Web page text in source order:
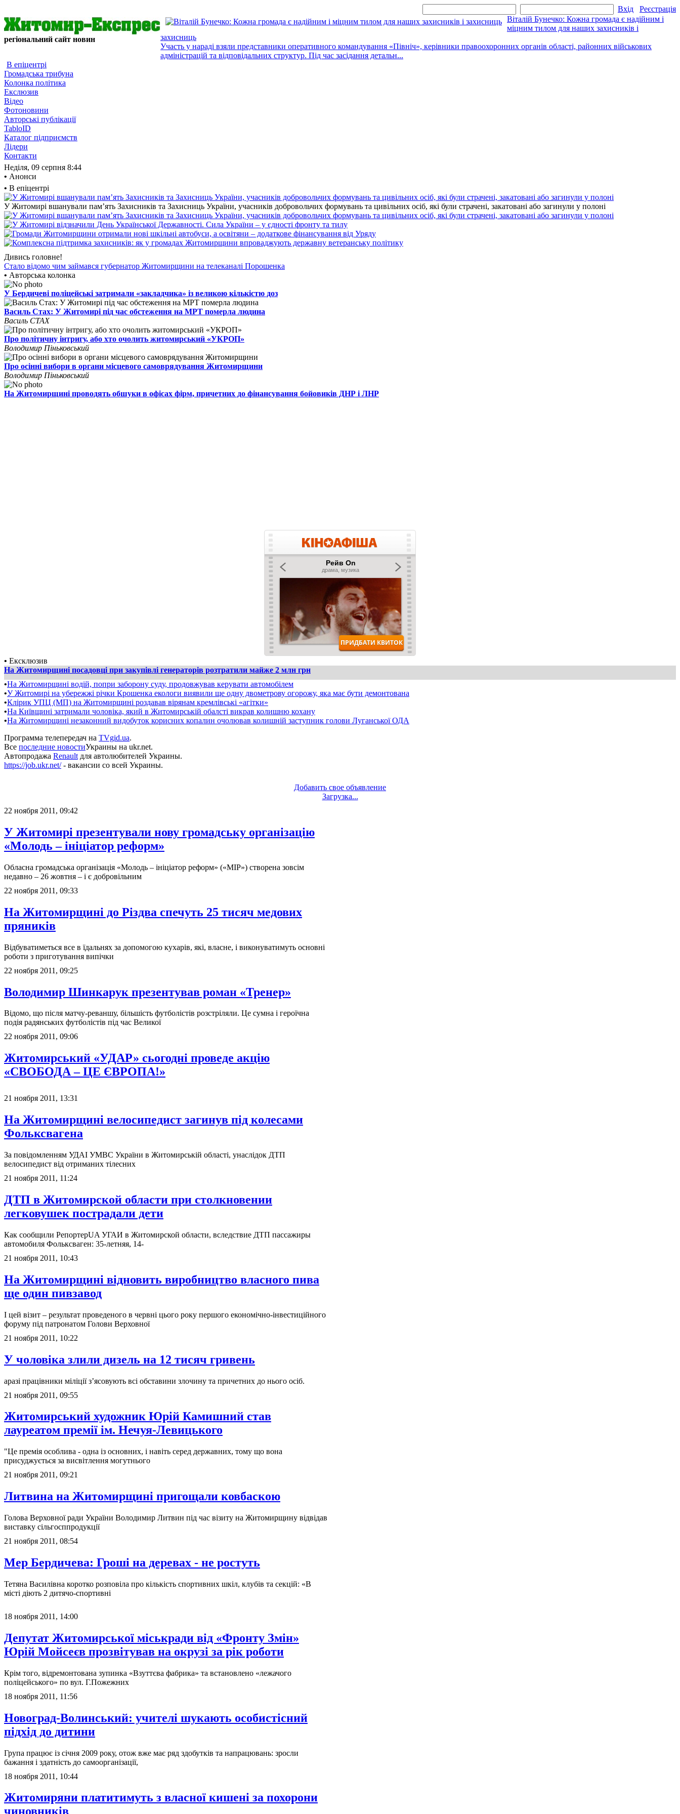
Вхід Реєстрація
регіональний сайт новин
Віталій Бунечко: Кожна громада є надійним і
міцним тилом для наших захисників і
захисниць
Участь у нараді взяли представники оперативного командування «Північ», керівники правоохоронних органів області, районних військових
адміністрацій та відповідальних структур. Під час засідання детальн...
В епіцентрі
Громадська трибуна
Колонка політика
Екслюзив
Відео
Фотоновини
Авторські публікації
TabloID
Каталог підприємств
Лідери
Контакти
Неділя, 09 серпня 8:44
• Анонси
• В епіцентрі
У Житомирі вшанували пам’ять Захисників та Захисниць України, учасників добровольчих формувань та цивільних осіб, які були страчені, закатовані або загинули у полоні
Дивись головне!
Стало відомо чим займався губернатор Житомирщини на телеканалі Порошенка
• Авторська колонка
У Бердичеві поліцейські затримали «закладчика» із великою кількістю доз
Василь Стах: У Житомирі під час обстеження на МРТ померла людина
Василь СТАХ
Про політичну інтригу, або хто очолить житомирський «УКРОП»
Володимир Піньковський
Про осінні вибори в органи місцевого самоврядування Житомирщини
Володимир Піньковський
На Житомирщині проводять обшуки в офісах фірм, причетних до фінансування бойовиків ДНР і ЛНР
• Ексклюзив
На Житомирщині посадовці при закупівлі генераторів розтратили майже 2 млн грн
•На Житомирщині водій, попри заборону суду, продовжував керувати автомобілем
•У Житомирі на убережжі річки Крошенка екологи виявили ще одну двометрову огорожу, яка має бути демонтована
•Клірик УПЦ (МП) на Житомирщині роздавав вірянам кремлівські «агітки»
•На Київщині затримали чоловіка, який в Житомирській обалсті викрав колишню кохану
•На Житомирщині незаконний видобуток корисних копалин очолював колишній заступник голови Луганської ОДА
Программа телепередач на TVgid.ua.
Все последние новостиУкраины на ukr.net.
Автопродажа Renault для автолюбителей Украины.
https://job.ukr.net/- вакансии со всей Украины.
Добавить свое объявление
Загрузка...
22 ноября 2011, 09:42
У Житомирі презентували нову громадську організацію
«Молодь – ініціатор реформ»
Обласна громадська організація «Молодь – ініціатор реформ» («МІР») створена зовсім
недавно – 26 жовтня – і є добровільним
22 ноября 2011, 09:33
На Житомирщині до Різдва спечуть 25 тисяч медових
пряників
Відбуватиметься все в їдальнях за допомогою кухарів, які, власне, і виконуватимуть основні
роботи з приготування випічки
22 ноября 2011, 09:25
Володимир Шинкарук презентував роман «Тренер»
Відомо, що після матчу-реваншу, більшість футболістів розстріляли. Це сумна і героїчна
подія радянських футболістів під час Великої
22 ноября 2011, 09:06
Житомирський «УДАР» сьогодні проведе акцію
«СВОБОДА – ЦЕ ЄВРОПА!»
21 ноября 2011, 13:31
На Житомирщині велосипедист загинув під колесами
Фольксвагена
За повідомленням УДАІ УМВС України в Житомирській області, унаслідок ДТП
велосипедист від отриманих тілесних
21 ноября 2011, 11:24
ДТП в Житомирской области при столкновении
легковушек пострадали дети
Как сообщили РепортерUA УГАИ в Житомирской области, вследствие ДТП пассажиры
автомобиля Фольксваген: 35-летняя, 14-
21 ноября 2011, 10:43
На Житомирщині відновить виробництво власного пива
ще один пивзавод
І цей візит – результат проведеного в червні цього року першого економічно-інвестиційного
форуму під патронатом Голови Верховної
21 ноября 2011, 10:22
У чоловіка злили дизель на 12 тисяч гривень
аразі працівники міліції з’ясовують всі обставини злочину та причетних до нього осіб.
21 ноября 2011, 09:55
Житомирський художник Юрій Камишний став
лауреатом премії ім. Нечуя-Левицького
"Це премія особлива - одна із основних, і навіть серед державних, тому що вона
присуджується за висвітлення могутнього
21 ноября 2011, 09:21
Литвина на Житомирщині пригощали ковбаскою
Голова Верховної ради України Володимир Литвин під час візиту на Житомирщину відвідав
виставку сільгосппродукції
21 ноября 2011, 08:54
Мер Бердичева: Гроші на деревах - не ростуть
Тетяна Василівна коротко розповіла про кількість спортивних шкіл, клубів та секцій: «В
місті діють 2 дитячо-спортивні
18 ноября 2011, 14:00
Депутат Житомирської міськради від «Фронту Змін»
Юрій Мойсеєв прозвітував на окрузі за рік роботи
Крім того, відремонтована зупинка «Взуттєва фабрика» та встановлено «лежачого
поліцейського» по вул. Г.Пожежних
18 ноября 2011, 11:56
Новоград-Волинський: учителі шукають особистісний
підхід до дитини
Група працює із січня 2009 року, отож вже має ряд здобутків та напрацювань: зросли
бажання і здатність до самоорганізації,
18 ноября 2011, 10:44
Житомиряни платитимуть з власної кишені за похорони
чиновників